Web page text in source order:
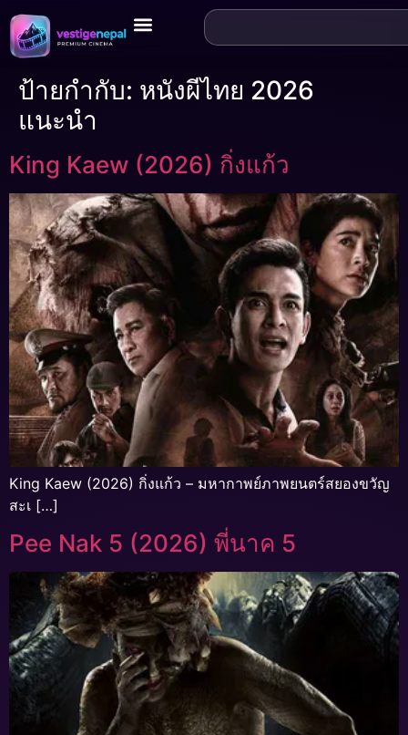
ป้ายกำกับ: หนังผีไทย 2026
แนะนำ
King Kaew (2026) กิ่งแก้ว
King Kaew (2026) กิ่งแก้ว – มหากาพย์ภาพยนตร์สยองขวัญ
สะเ […]
Pee Nak 5 (2026) พี่นาค 5